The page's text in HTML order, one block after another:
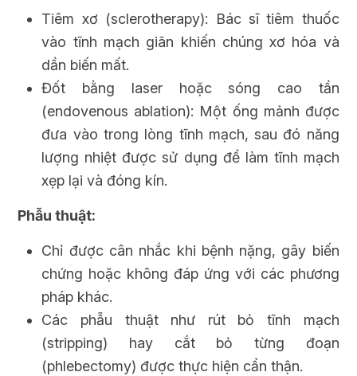
Tiêm xơ (sclerotherapy): Bác sĩ tiêm thuốc
vào tĩnh mạch giãn khiến chúng xơ hóa và
dần biến mất.
Đốt bằng laser hoặc sóng cao tần
(endovenous ablation): Một ống mảnh được
đưa vào trong lòng tĩnh mạch, sau đó năng
lượng nhiệt được sử dụng để làm tĩnh mạch
xẹp lại và đóng kín.
Phẫu thuật:
Chỉ được cân nhắc khi bệnh nặng, gây biến
chứng hoặc không đáp ứng với các phương
pháp khác.
Các phẫu thuật như rút bỏ tĩnh mạch
(stripping) hay cắt bỏ từng đoạn
(phlebectomy) được thực hiện cẩn thận.